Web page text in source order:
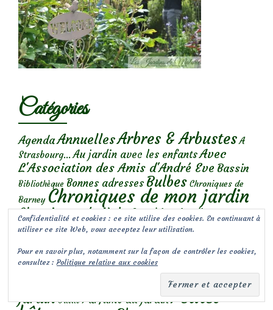
Catégories
AgendaAnnuellesArbres & Arbustes A
Strasbourg... Au jardin avec les enfantsAvec
L'Association des Amis d'André Eve Bassin
Bibliothèque Bonnes adresses Bulbes Chroniques de
Barney Chroniques de mon jardin
Chroniques de NalaCoaching-jardin
Conception de jardins ConseilsCoups de
des plantes Garden faux pas Gourmandises
Grimpantes Inspirations
Non classéOiseaux du
jardin Outils Parfums du jardinPetites
Confidentialité et cookies : ce site utilise des cookies. En continuant à
utiliser ce site Web, vous acceptez leur utilisation.
Pour en savoir plus, notamment sur la façon de contrôler les cookies,
consultez :Politique relative aux cookies